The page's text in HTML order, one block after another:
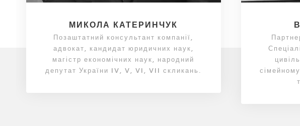
МИКОЛА КАТЕРИНЧУК
Позаштатний консультант компанії,
адвокат, кандидат юридичних наук,
магістр економічних наук, народний
депутат України IV, V, VI, VII скликань.
сімейному